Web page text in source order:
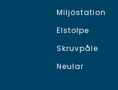
Miljöstation
Elstolpe
Skruvpåle
Neular